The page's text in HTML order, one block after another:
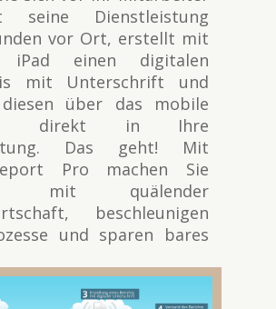
seine Dienstleistung
vor Ort, erstellt mit
iPad einen digitalen
mit Unterschrift und
über das mobile
direkt in Ihre
Das geht! Mit
Pro machen Sie
mit quälender
beschleunigen
und sparen bares